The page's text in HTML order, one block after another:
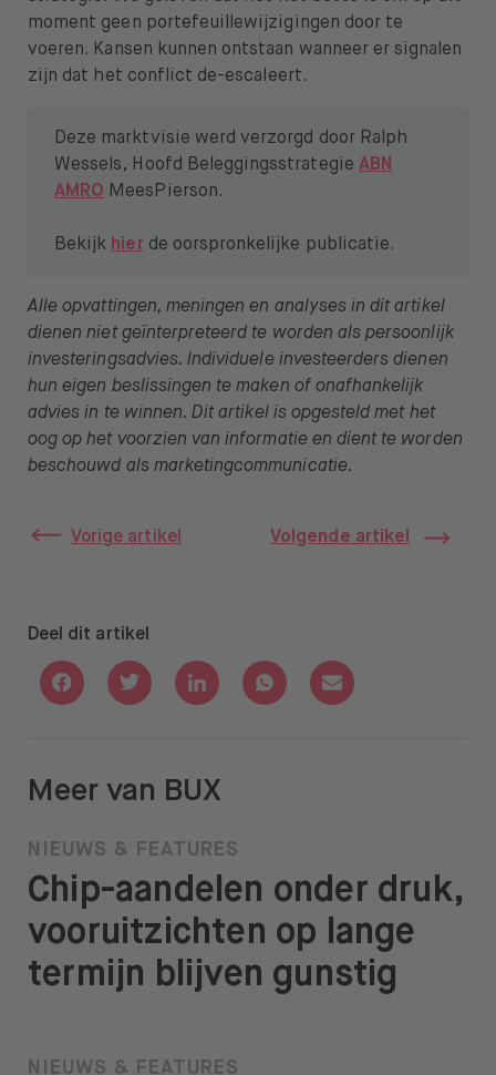
moment geen portefeuillewijzigingen door te
voeren. Kansen kunnen ontstaan wanneer er signalen
zijn dat het conflict de-escaleert.
Deze marktvisie werd verzorgd door Ralph
Wessels, Hoofd Beleggingsstrategie ABN
AMRO MeesPierson.
Bekijk hier de oorspronkelijke publicatie.
Alle opvattingen, meningen en analyses in dit artikel
dienen niet geïnterpreteerd te worden als persoonlijk
investeringsadvies. Individuele investeerders dienen
hun eigen beslissingen te maken of onafhankelijk
advies in te winnen. Dit artikel is opgesteld met het
oog op het voorzien van informatie en dient te worden
beschouwd als marketingcommunicatie.
Vorige artikel Volgende artikel
Deel dit artikel
Deel via Facebook
Deel via TwitterDeel via Linkedin
Deel via Whatsapp
Deel via Email
Meer van BUX
NIEUWS & FEATURES
Chip-aandelen onder druk,
vooruitzichten op lange
termijn blijven gunstig
NIEUWS & FEATURES